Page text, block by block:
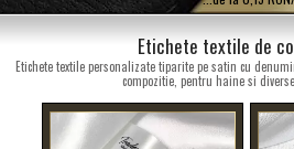
Etichete textile de
Etichete textile personalizate tiparite pe satin cu
compozitie, pentru haine si